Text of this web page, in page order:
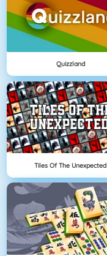
Quizzland
Tiles Of The Unexpected